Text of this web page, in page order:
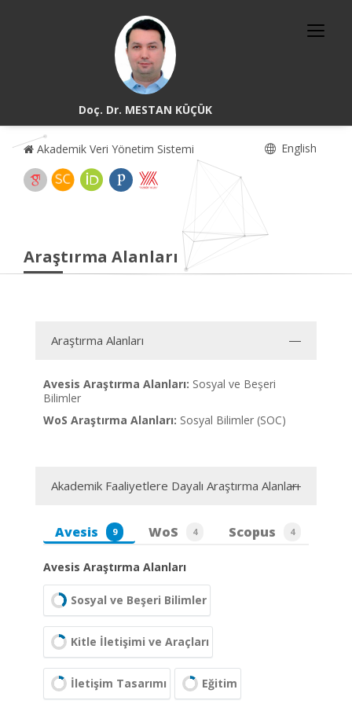
Doç. Dr. MESTAN KÜÇÜK
Akademik Veri Yönetim Sistemi English
Araştırma Alanları
Araştırma Alanları
Avesis Araştırma Alanları: Sosyal ve Beşeri
Bilimler
WoS Araştırma Alanları: Sosyal Bilimler (SOC)
Akademik Faaliyetlere Dayalı Araştırma Alanları
Avesis 9 WoS 4 Scopus 4
Avesis Araştırma Alanları
Sosyal ve Beşeri Bilimler
Kitle İletişimi ve Araçları
İletişim Tasarımı Eğitim